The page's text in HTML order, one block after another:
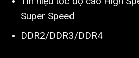
Super Speed
DDR2/DDR3/DDR4